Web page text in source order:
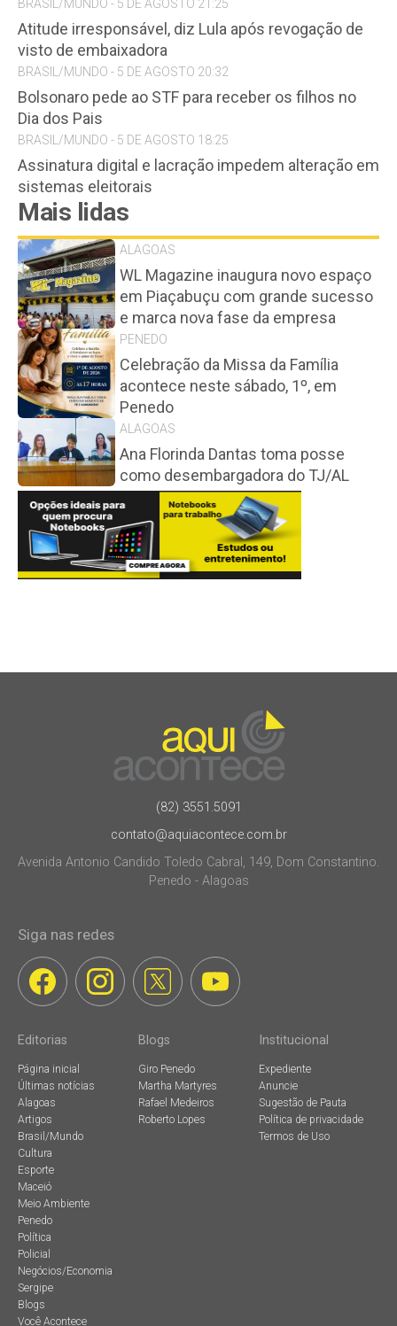
BRASIL/MUNDO - 5 DE AGOSTO 21:25
Atitude irresponsável, diz Lula após revogação de
visto de embaixadora
BRASIL/MUNDO - 5 DE AGOSTO 20:32
Bolsonaro pede ao STF para receber os filhos no
Dia dos Pais
BRASIL/MUNDO - 5 DE AGOSTO 18:25
Assinatura digital e lacração impedem alteração em
sistemas eleitorais
Mais lidas
ALAGOAS
WL Magazine inaugura novo espaço
em Piaçabuçu com grande sucesso
e marca nova fase da empresa
PENEDO
Celebração da Missa da Família
acontece neste sábado, 1º, em
Penedo
ALAGOAS
Ana Florinda Dantas toma posse
como desembargadora do TJ/AL
(82) 3551.5091
contato@aquiacontece.com.br
Avenida Antonio Candido Toledo Cabral, 149, Dom Constantino.
Penedo - Alagoas
Siga nas redes
Editorias
Página inicial
Últimas notícias
Alagoas
Artigos
Brasil/Mundo
Cultura
Esporte
Maceió
Meio Ambiente
Penedo
Política
Policial
Negócios/Economia
Sergipe
Blogs
Você Acontece
Blogs
Giro Penedo
Martha Martyres
Rafael Medeiros
Roberto Lopes
Institucional
Expediente
Anuncie
Sugestão de Pauta
Política de privacidade
Termos de Uso